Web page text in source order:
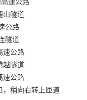
山隧道
公路
隧道
速公路
越隧道
速公路
，稍向右转上匝道